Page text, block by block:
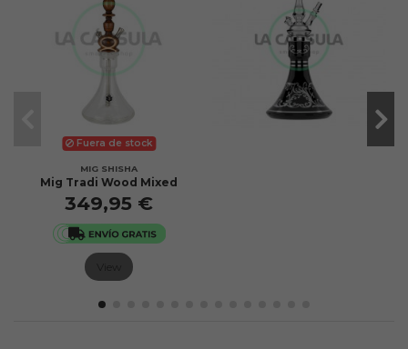
Fuera de stock
MIG SHISHA
Mig Tradi Wood Mixed
349,95 €